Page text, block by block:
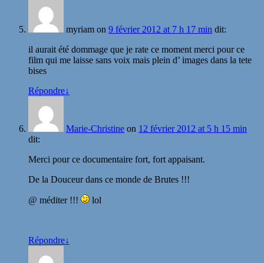
myriam on 9 février 2012 at 7 h 17 min dit:
il aurait été dommage que je rate ce moment merci pour ce
film qui me laisse sans voix mais plein d’ images dans la tete
bises
Répondre↓
Marie-Christine on 12 février 2012 at 5 h 15 min
dit:
Merci pour ce documentaire fort, fort appaisant.
De la Douceur dans ce monde de Brutes !!!
@ méditer !!! lol
Répondre↓